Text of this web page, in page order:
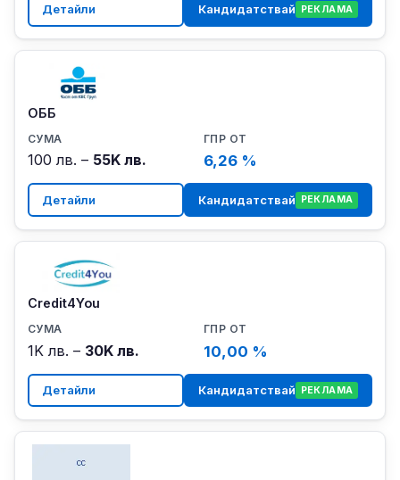
Детайли Кандидатствай РЕКЛАМА
ОББ
100 лв. – 55K лв. 6,26 %
Детайли Кандидатствай РЕКЛАМА
Credit4You
1K лв. – 30K лв. 10,00 %
Детайли Кандидатствай РЕКЛАМА